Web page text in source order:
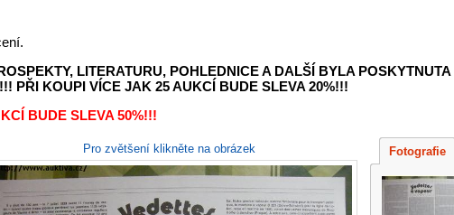
LITERATURU, POHLEDNICE A DALŠÍ BYLA POSKYTNUTA
PŘI KOUPI VÍCE JAK 25 AUKCÍ BUDE SLEVA 20%!!!
BUDE SLEVA 50%!!!
Pro zvětšení klikněte na obrázek Fotografie